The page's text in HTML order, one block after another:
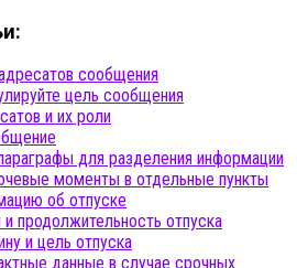
сообщения
цель сообщения
и их роли
для разделения информации
моменты в отдельные пункты
об отпуске
продолжительность отпуска
и цель отпуска
данные в случае срочных